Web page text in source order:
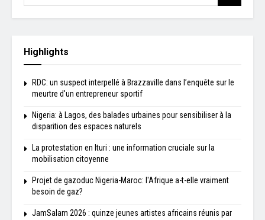
Highlights
RDC: un suspect interpellé à Brazzaville dans l’enquête sur le
meurtre d'un entrepreneur sportif
Nigeria: à Lagos, des balades urbaines pour sensibiliser à la
disparition des espaces naturels
La protestation en Ituri : une information cruciale sur la
mobilisation citoyenne
Projet de gazoduc Nigeria-Maroc: l'Afrique a-t-elle vraiment
besoin de gaz?
JamSalam 2026 : quinze jeunes artistes africains réunis par